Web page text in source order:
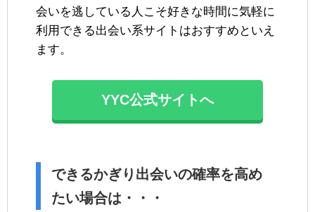
会いを逃している人こそ好きな時間に気軽に
利用できる出会い系サイトはおすすめといえ
ます。
YYC公式サイトへ
できるかぎり出会いの確率を高め
たい場合は・・・